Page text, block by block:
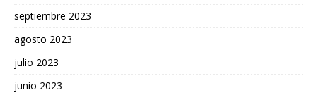
septiembre 2023
agosto 2023
julio 2023
junio 2023